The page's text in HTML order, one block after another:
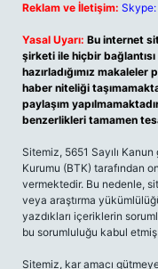
Reklam ve İletişim:
Yasal Uyarı: Bu internet
şirketi ile hiçbir
hazırladığımız
haber niteliği
paylaşım
benzerlikleri tamamen
Sitemiz, 5651 Sayılı
Kurumu (BTK) tarafından
vermektedir. Bu nedenle,
veya araştırma
yazdıkları içeriklerin
bu sorumluluğu kabul etmiş
Sitemiz, kar amacı